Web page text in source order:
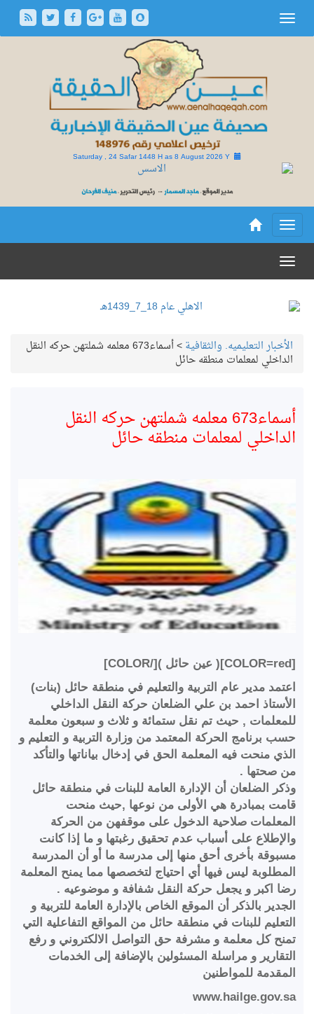
Saturday , 24 Safar 1448 H as8 August 2026 Y
الأخبار التعليميه. والثقافية> أسماء673 معلمه شملتهن حركه النقل
الداخلي لمعلمات منطقه حائل
أسماء673 معلمه شملتهن حركه النقل
الداخلي لمعلمات منطقه حائل
[COLOR=red]( عين حائل )[/COLOR]
اعتمد مدير عام التربية والتعليم في منطقة حائل (بنات)
الأستاذ احمد بن علي الضلعان حركة النقل الداخلي
للمعلمات , حيث تم نقل ستمائة و ثلاث و سبعون معلمة
حسب برنامج الحركة المعتمد من وزارة التربية و التعليم و
الذي منحت فيه المعلمة الحق في إدخال بياناتها والتأكد
من صحتها .
وذكر الضلعان أن الإدارة العامة للبنات في منطقة حائل
قامت بمبادرة هي الأولى من نوعها ,حيث منحت
المعلمات صلاحية الدخول على موقفهن من الحركة
والإطلاع على أسباب عدم تحقيق رغبتها و ما إذا كانت
مسبوقة بأخرى أحق منها إلى مدرسة ما أو أن المدرسة
المطلوبة ليس فيها أي احتياج لتخصصها مما يمنح المعلمة
رضا اكبر و يجعل حركة النقل شفافة و موضوعيه .
الجدير بالذكر أن الموقع الخاص بالإدارة العامة للتربية و
التعليم للبنات في منطقة حائل من المواقع التفاعلية التي
تمنح كل معلمة و مشرفة حق التواصل الالكتروني و رفع
التقارير و مراسلة المسئولين بالإضافة إلى الخدمات
المقدمة للمواطنين
www.hailge.gov.sa